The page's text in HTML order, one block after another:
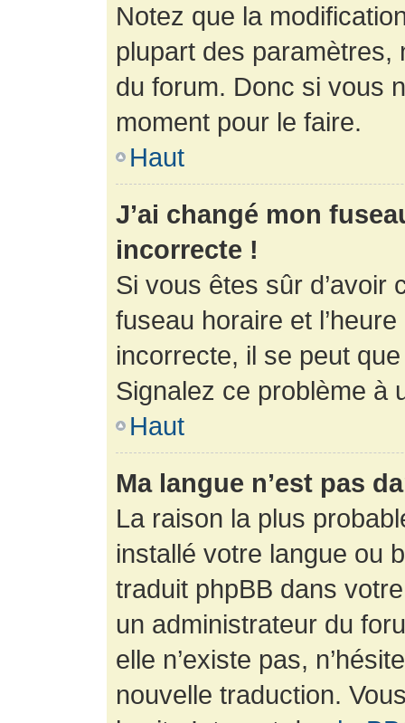
Notez que la
plupart des paramètres,
du forum. Donc si vous
moment pour le faire.
Haut
J’ai changé mon
incorrecte !
Si vous êtes sûr d’avoir
fuseau horaire et
incorrecte, il se peut
Signalez ce problème à
Haut
Ma langue n’est pas
La raison la plus
installé votre langue ou
traduit phpBB dans
un administrateur du
elle n’existe pas,
nouvelle traduction.